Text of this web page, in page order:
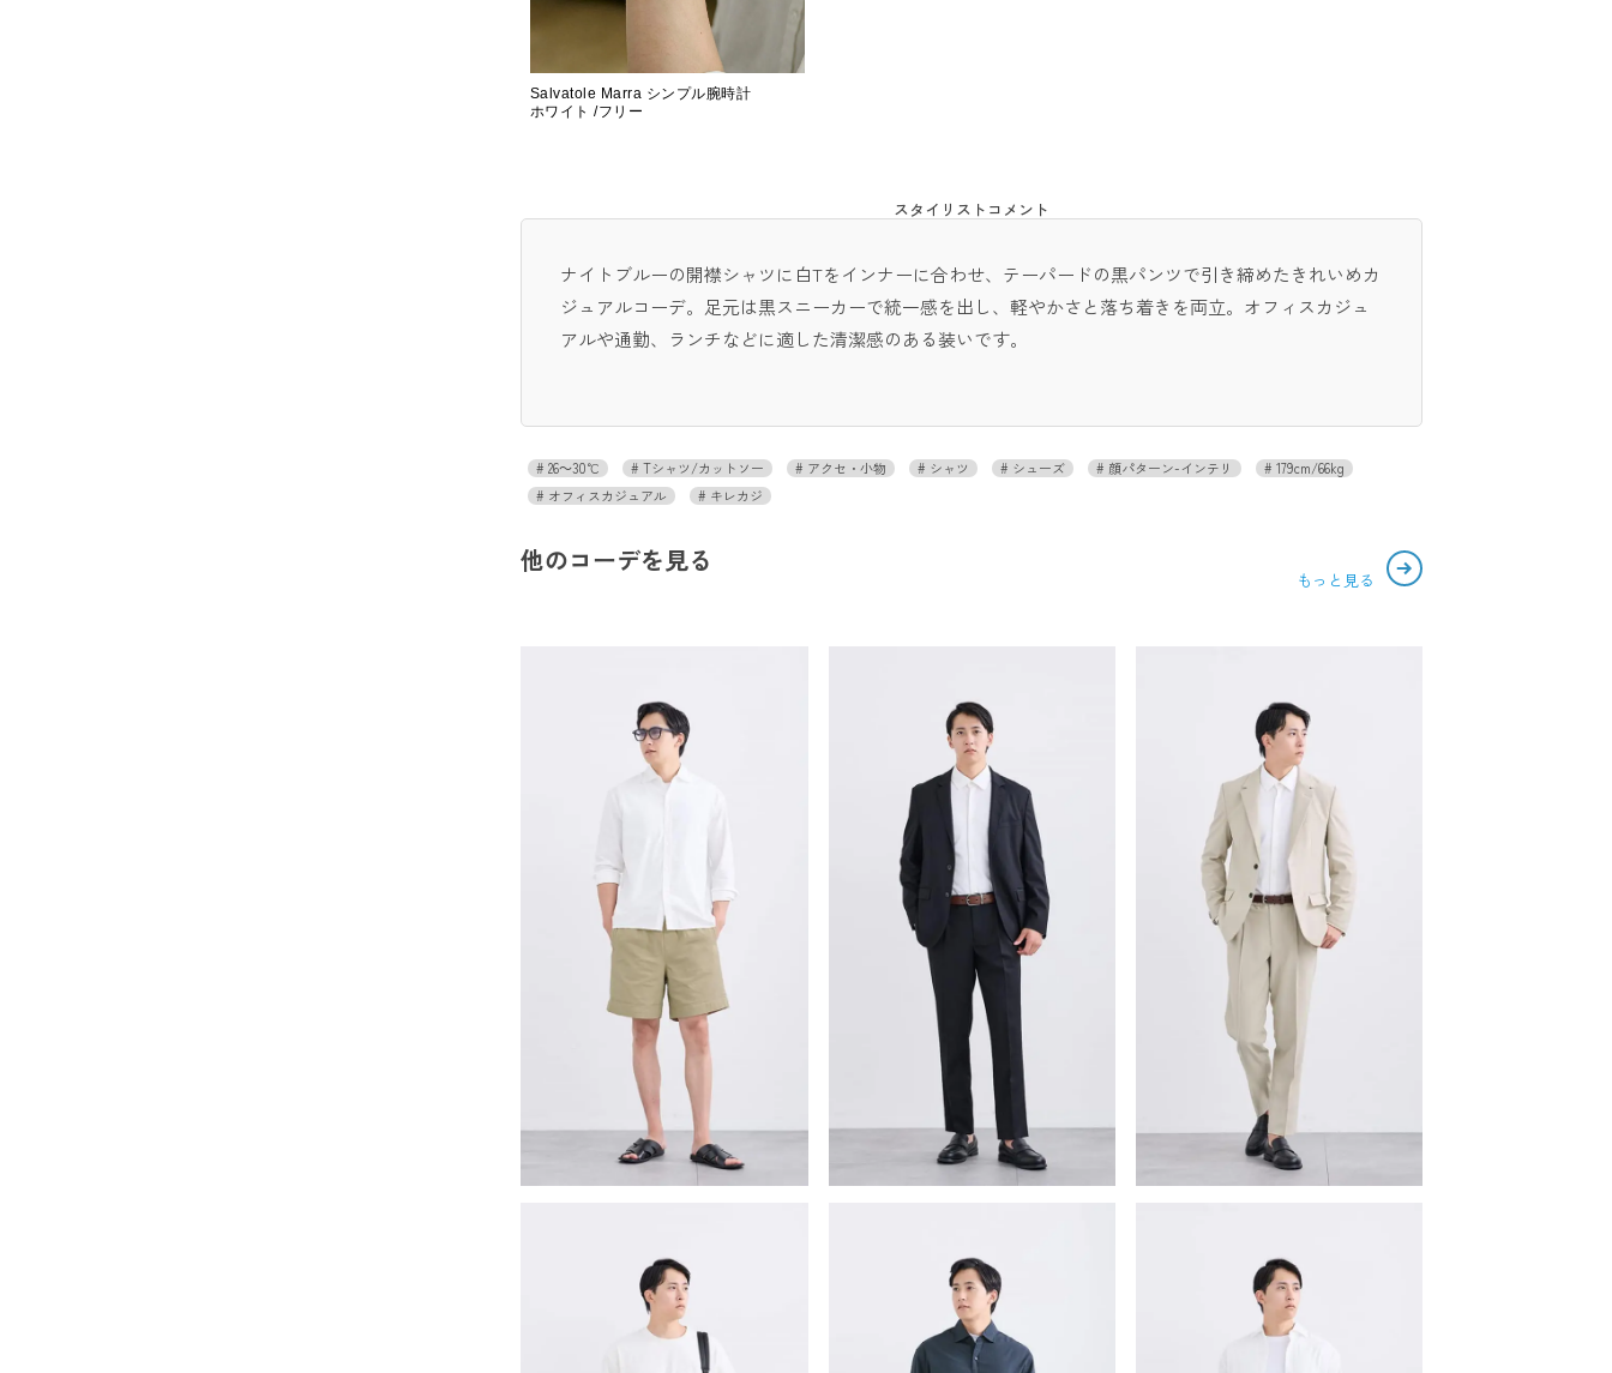
Salvatole Marra シンプル腕時計
ホワイト /フリー
スタイリストコメント
ナイトブルーの開襟シャツに白Tをインナーに合わせ、テーパードの黒パンツで引き締めたきれいめカ
ジュアルコーデ。足元は黒スニーカーで統一感を出し、軽やかさと落ち着きを両立。オフィスカジュ
アルや通勤、ランチなどに適した清潔感のある装いです。
26～30℃ Tシャツ/カットソー アクセ・小物 シャツ シューズ 顔パターン-インテリ
179cm/66kg
オフィスカジュアル
キレカジ
他のコーデを見る
もっと見る